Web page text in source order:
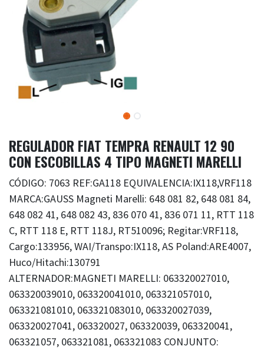
REGULADOR FIAT TEMPRA RENAULT 12 90
CON ESCOBILLAS 4 TIPO MAGNETI MARELLI
CÓDIGO: 7063 REF:GA118 EQUIVALENCIA:IX118,VRF118
MARCA:GAUSS Magneti Marelli: 648 081 82, 648 081 84,
648 082 41, 648 082 43, 836 070 41, 836 071 11, RTT 118
C, RTT 118 E, RTT 118J, RT510096; Regitar:VRF118,
Cargo:133956, WAI/Transpo:IX118, AS Poland:ARE4007,
Huco/Hitachi:130791
ALTERNADOR:MAGNETI MARELLI: 063320027010,
063320039010, 063320041010, 063321057010,
063321081010, 063321083010, 063320027039,
063320027041, 063320027, 063320039, 063320041,
063321057, 063321081, 063321083 CONJUNTO: